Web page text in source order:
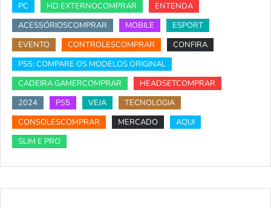
PC HD EXTERNOCOMPRAR
ENTENDA
ACESSÓRIOSCOMPRAR
MOBILE
ESPORT
EVENTO
CONTROLESCOMPRAR
CONFIRA
PS5: COMPARE OS MODELOS ORIGINAL
CADEIRA GAMERCOMPRAR
HEADSETCOMPRAR
2024
PS5 VEJA
TECNOLOGIA
CONSOLESCOMPRAR
MERCADO
AQUI
SLIM E PRO